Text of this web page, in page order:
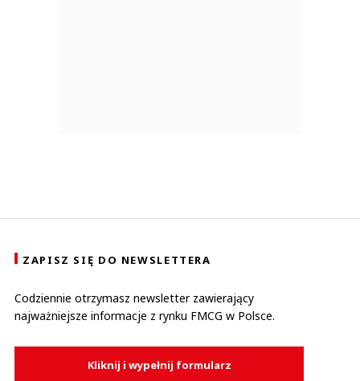
ZAPISZ SIĘ DO NEWSLETTERA
Codziennie otrzymasz newsletter zawierający
najważniejsze informacje z rynku FMCG w Polsce.
Kliknij i wypełnij formularz